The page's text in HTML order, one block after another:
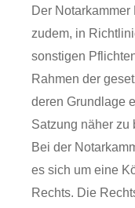
Der
zudem, in
sonstigen
Rahmen der
deren Grundlage
Satzung näher zu
Bei der
es sich um eine
Rechts. Die